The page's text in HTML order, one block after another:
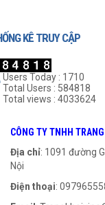
Khớp Cao Su L-
999₫
KÊ TRUY CẬP
Users Today : 1710
Total Users : 584818
Total views : 4033624
CÔNG TY TNHH
Địa chỉ: 1091 đường
Nội
Điện thoại: